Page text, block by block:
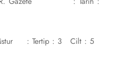
: Tertip : 3 Cilt : 5